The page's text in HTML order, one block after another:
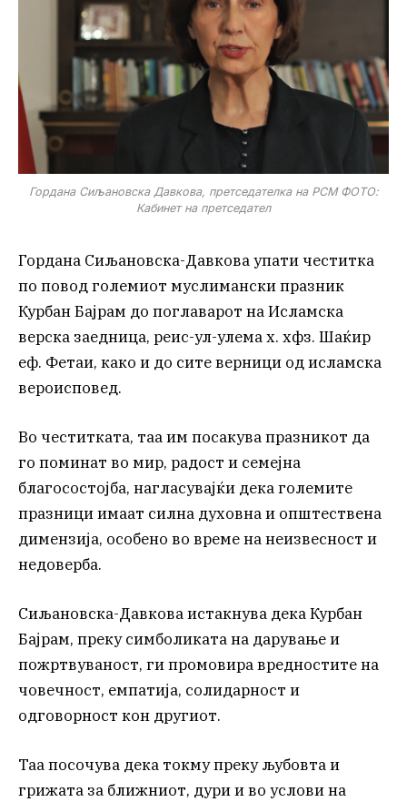
Гордана Сиљановска Давкова, претседателка на РСМ ФОТО:
Кабинет на претседател
Гордана Сиљановска-Давкова упати честитка
по повод големиот муслимански празник
Курбан Бајрам до поглаварот на Исламска
верска заедница, реис-ул-улема х. хфз. Шаќир
еф. Фетаи, како и до сите верници од исламска
вероисповед.
Во честитката, таа им посакува празникот да
го поминат во мир, радост и семејна
благосостојба, нагласувајќи дека големите
празници имаат силна духовна и општествена
димензија, особено во време на неизвесност и
недоверба.
Сиљановска-Давкова истакнува дека Курбан
Бајрам, преку симболиката на дарување и
пожртвуваност, ги промовира вредностите на
човечност, емпатија, солидарност и
одговорност кон другиот.
Таа посочува дека токму преку љубовта и
грижата за ближниот, дури и во услови на